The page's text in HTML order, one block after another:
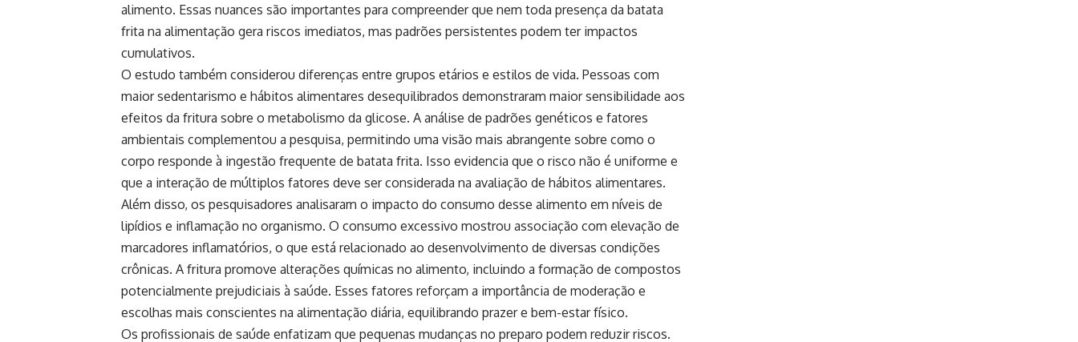
alimento. Essas nuances são importantes para compreender que nem toda presença da batata
frita na alimentação gera riscos imediatos, mas padrões persistentes podem ter impactos
cumulativos.
O estudo também considerou diferenças entre grupos etários e estilos de vida. Pessoas com
maior sedentarismo e hábitos alimentares desequilibrados demonstraram maior sensibilidade aos
efeitos da fritura sobre o metabolismo da glicose. A análise de padrões genéticos e fatores
ambientais complementou a pesquisa, permitindo uma visão mais abrangente sobre como o
corpo responde à ingestão frequente de batata frita. Isso evidencia que o risco não é uniforme e
que a interação de múltiplos fatores deve ser considerada na avaliação de hábitos alimentares.
Além disso, os pesquisadores analisaram o impacto do consumo desse alimento em níveis de
lipídios e inflamação no organismo. O consumo excessivo mostrou associação com elevação de
marcadores inflamatórios, o que está relacionado ao desenvolvimento de diversas condições
crônicas. A fritura promove alterações químicas no alimento, incluindo a formação de compostos
potencialmente prejudiciais à saúde. Esses fatores reforçam a importância de moderação e
escolhas mais conscientes na alimentação diária, equilibrando prazer e bem-estar físico.
Os profissionais de saúde enfatizam que pequenas mudanças no preparo podem reduzir riscos.